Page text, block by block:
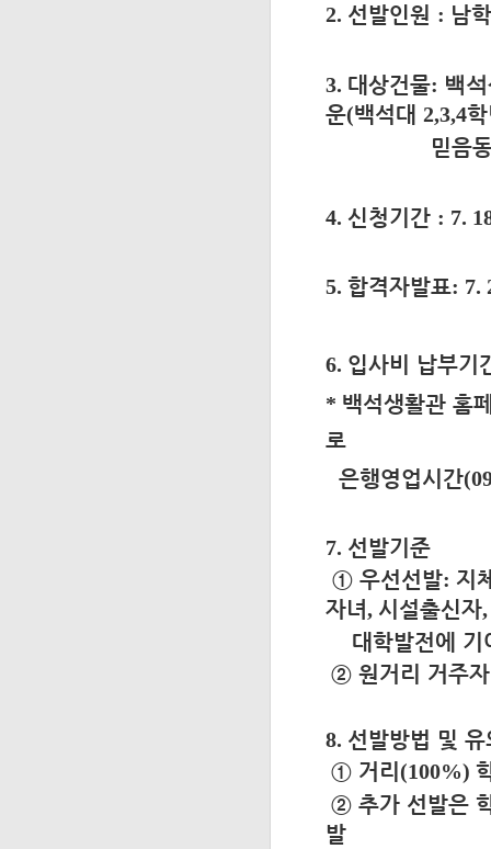
2. 선발인원 : 남
3. 대상건물: 백
운(백석대 2,3,4
믿음
4. 신청기간 : 7.
5. 합격자발표: 7.
6. 입사비 납부기
* 백석생활관 홈
로
은행영업시간
7. 선발기준
① 우선선발: 지
자녀, 시설출신자,
대학발전에 기
② 원거리 거주자
8. 선발방법 및 유
① 거리 (100%)
② 추가 선발은
발